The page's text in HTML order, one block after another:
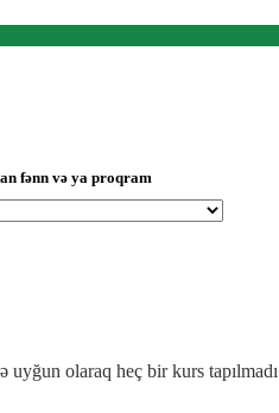
fənn və ya proqram
uyğun olaraq heç bir kurs tapılmadı